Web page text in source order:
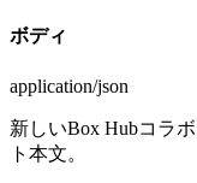
ボディ
application/json
新しいBox Hubコラ
ト本文。